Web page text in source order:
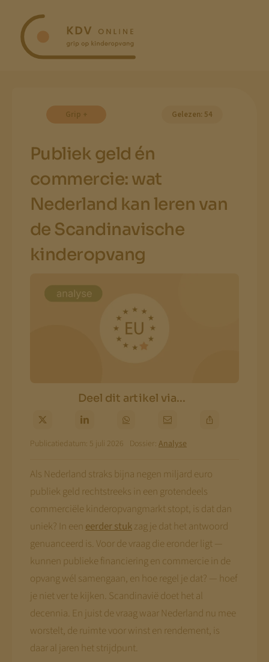
inhoud
Grip + Gelezen: 54
Publiek geld én
commercie: wat
Nederland kan leren van
de Scandinavische
kinderopvang
Deel dit artikel via...
Publicatiedatum: 5 juli 2026 Dossier: Analyse
Als Nederland straks bijna negen miljard euro
publiek geld rechtstreeks in een grotendeels
commerciële kinderopvangmarkt stopt, is dat dan
uniek? In eeneerder stukzag je dat het antwoord
genuanceerd is. Voor de vraag die eronder ligt —
kunnen publieke financiering en commercie in de
opvang wél samengaan, en hoe regel je dat? — hoef
je niet ver te kijken. Scandinavië doet het al
decennia. En juist de vraag waar Nederland nu mee
worstelt, de ruimte voor winst en rendement, is
daar al jaren het strijdpunt.